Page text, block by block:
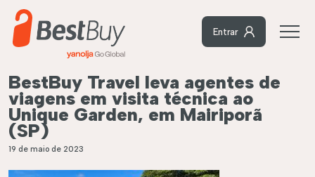
Entrar
BestBuy Travel leva agentes de
viagens em visita técnica ao
Unique Garden, em Mairiporã
(SP)
19 de maio de 2023